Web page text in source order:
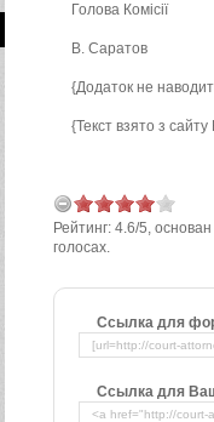
Голова Комісії
В. Саратов
{Додаток не
{Текст взято з
Рейтинг: 4.6/5,
голосах.
Ссылка для
Ссылка для